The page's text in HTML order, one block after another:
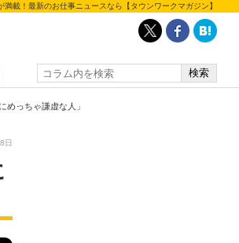
載！最新のお仕事ニュースなら【タウンワークマガジン】
めっちゃ謙虚な人」
日